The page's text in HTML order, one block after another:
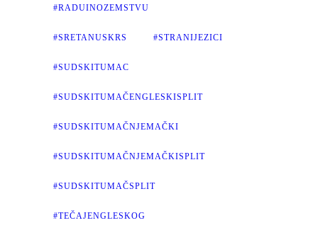
#RADUINOZEMSTVU
#SRETANUSKRS #STRANIJEZICI
#SUDSKITUMAC
#SUDSKITUMAČENGLESKISPLIT
#SUDSKITUMAČNJEMAČKI
#SUDSKITUMAČNJEMAČKISPLIT
#SUDSKITUMAČSPLIT
#TEČAJENGLESKOG